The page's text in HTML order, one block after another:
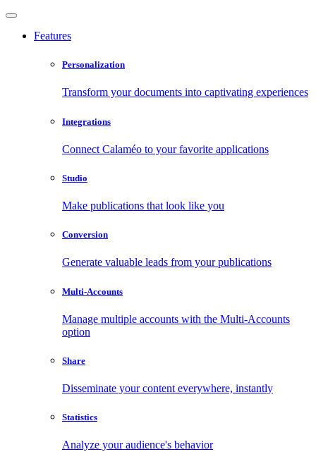
Features
Personalization
Transform your documents into captivating experiences
Integrations
Connect Calaméo to your favorite applications
Studio
Make publications that look like you
Conversion
Generate valuable leads from your publications
Multi-Accounts
Manage multiple accounts with the Multi-Accounts
option
Share
Disseminate your content everywhere, instantly
Statistics
Analyze your audience's behavior